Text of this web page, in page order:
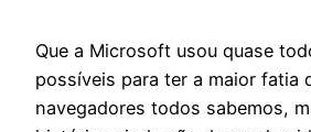
Que a Microsoft usou quase
possíveis para ter a maior fatia
navegadores todos sabemos,